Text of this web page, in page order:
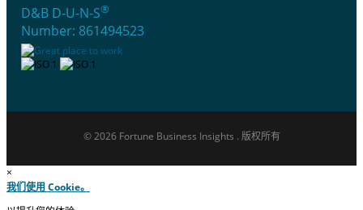
D&B D-U-N-S®
Number: 861494523
© 2026 Fortune Business Insights . 版权所有
×
我们使用 Cookie。